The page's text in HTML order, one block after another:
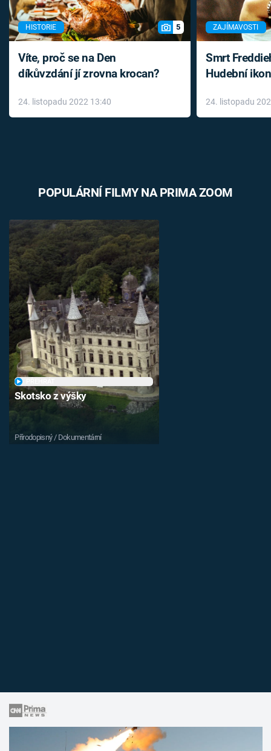
HISTORIE 5
Víte, proč se na Den
díkůvzdání jí zrovna krocan?
24. listopadu 2022 13:40
ZAJÍMAVOSTI
Smrt
Hudební
léky
24. listopadu
POPULÁRNÍ FILMY NA PRIMA ZOOM
Skotsko z výšky
Přírodopisný / Dokumentární